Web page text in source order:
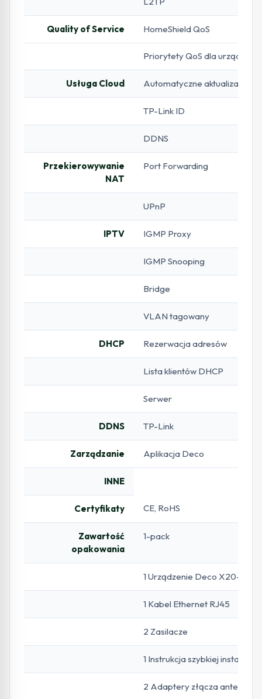
Quality of Service HomeShield QoS
Priorytety QoS dla urządzeń
Usługa Cloud Automatyczne aktualizacje
TP-Link ID
DDNS
Przekierowywanie
NAT
Port Forwarding
UPnP
IPTV IGMP Proxy
IGMP Snooping
Bridge
VLAN tagowany
DHCP Rezerwacja adresów
Lista klientów DHCP
Serwer
DDNS TP-Link
Zarządzanie Aplikacja Deco
INNE
Certyfikaty CE, RoHS
Zawartość
opakowania
1-pack
1 Urządzenie Deco X20-4G
1 Kabel Ethernet RJ45
2 Zasilacze
1 Instrukcja szybkiej instalacji
2 Adaptery złącza